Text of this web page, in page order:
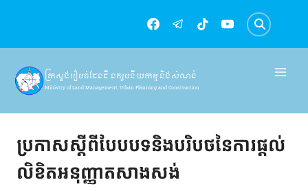
content
ក្រសួងរៀបចំដែនដី នគរូបនីយកម្ម និងសំណង់
Ministry of Land Management, Urban Planning and Construction
ប្រកាសស្ដីពីបែបបទនិងបរិបថនៃការផ្ដល់
លិខិតអនុញ្ញាតសាងសង់